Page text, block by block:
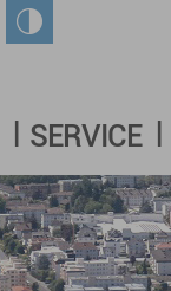
SERVICE